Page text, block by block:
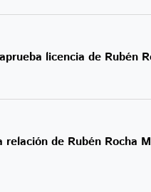
licencia de Rubén
de Rubén Rocha